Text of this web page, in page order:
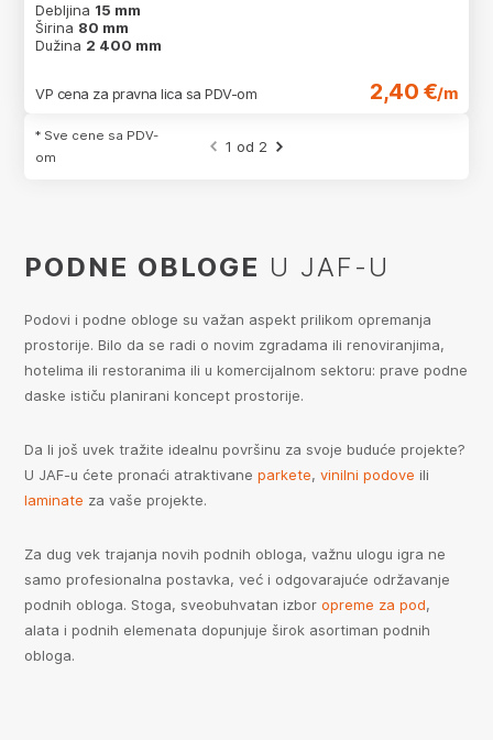
Debljina 15 mm
Širina 80 mm
Dužina 2 400 mm
VP cena za pravna lica sa PDV-om 2,40 €/m
* Sve cene sa PDV-
om
1 od 2
PODNE OBLOGE U JAF-U
Podovi i podne obloge su važan aspekt prilikom opremanja
prostorije. Bilo da se radi o novim zgradama ili renoviranjima,
hotelima ili restoranima ili u komercijalnom sektoru: prave podne
daske ističu planirani koncept prostorije.
Da li još uvek tražite idealnu površinu za svoje buduće projekte?
U JAF-u ćete pronaći atraktivane parkete, vinilni podove ili
laminate za vaše projekte.
Za dug vek trajanja novih podnih obloga, važnu ulogu igra ne
samo profesionalna postavka, već i odgovarajuće održavanje
podnih obloga. Stoga, sveobuhvatan izbor opreme za pod,
alata i podnih elemenata dopunjuje širok asortiman podnih
obloga.